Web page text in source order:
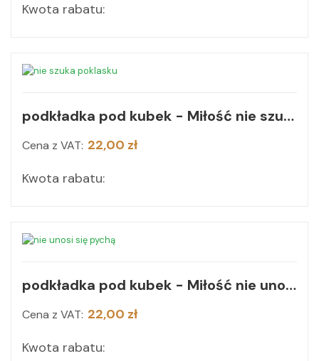
Kwota rabatu:
podkładka pod kubek - Miłość nie szuka poklasku
Cena z VAT: 22,00 zł
Kwota rabatu:
podkładka pod kubek - Miłość nie unosi się pychą
Cena z VAT: 22,00 zł
Kwota rabatu: